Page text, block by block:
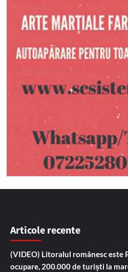
Articole recente
(VIDEO) Litoralul românesc este
ocupare, 200.000 de turiști la